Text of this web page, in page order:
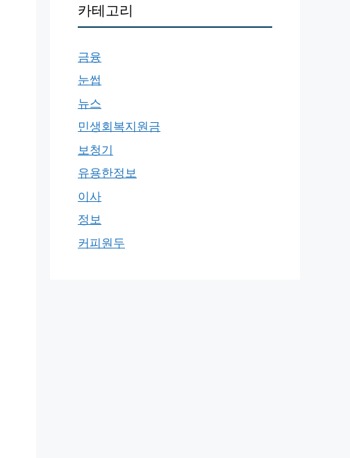
카테고리
금융
눈썹
뉴스
민생회복지원금
보청기
유용한정보
이사
정보
커피원두